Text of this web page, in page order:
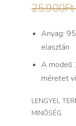
25.900Ft
Anyag:
elasztán
A modell
méretet
LENGYEL
MINŐSÉG